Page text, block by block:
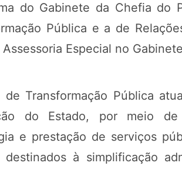
do Gabinete da Chefia do
Pública e a de
Especial no
de Transformação Pública
do Estado, por meio de
e prestação de serviços
à simplificação